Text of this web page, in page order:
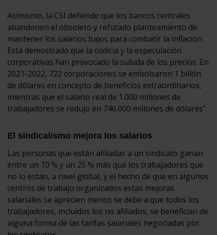
Asimismo, la CSI defiende que los bancos centrales
abandonen el obsoleto y refutado planteamiento de
mantener los salarios bajos para combatir la inflación.
Está demostrado que la codicia y la especulación
corporativas han provocado la subida de los precios. En
2021-2022, 722 corporaciones se embolsaron 1 billón
de dólares en concepto de beneficios extraordinarios,
mientras que el salario real de 1.000 millones de
trabajadores se redujo en 746.000 millones de dólares”.
El sindicalismo mejora los salarios
Las personas que están afiliadas a un sindicato ganan
entre un 10 % y un 25 % más que los trabajadores que
no lo están, a nivel global, y el hecho de que en algunos
centros de trabajo organizados estas mejoras
salariales se aprecien menos se debe a que todos los
trabajadores, incluidos los no afiliados, se benefician de
alguna forma de las tarifas salariales negociadas por